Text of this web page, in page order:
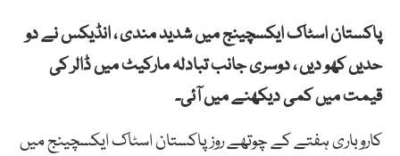
پاکستان اسٹاک ایکسچینج میں شدید مندی ، انڈیکس نے دو
حدیں کھو دیں ، دوسری جانب تبادلہ مارکیٹ میں ڈالر کی
قیمت میں کمی دیکھنے میں آئی۔
کاروباری ہفتے کے چوتھے روز پاکستان اسٹاک ایکسچینج میں